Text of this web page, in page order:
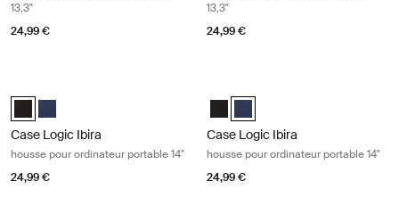
13,3"
24,99 €
13,3"
24,99 €
Case Logic Ibira Laptop Sleeve Noir (selected)
Case Logic Ibira Laptop Sleeve Bleu robe
Case Logic Ibira
housse pour ordinateur portable 14"
24,99 €
Case Logic Ibira Laptop Sleeve
Case Logic Ibira Laptop
Case Logic Ibira
housse pour ordinateur portable 14"
24,99 €